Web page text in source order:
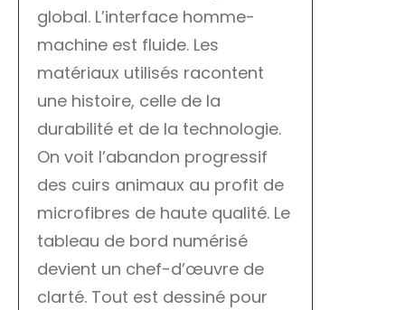
global. L’interface homme-
machine est fluide. Les
matériaux utilisés racontent
une histoire, celle de la
durabilité et de la technologie.
On voit l’abandon progressif
des cuirs animaux au profit de
microfibres de haute qualité. Le
tableau de bord numérisé
devient un chef-d’œuvre de
clarté. Tout est dessiné pour